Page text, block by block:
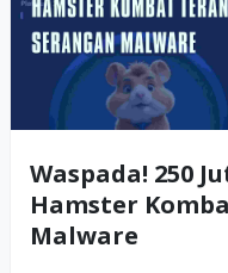
Waspada! 250
Hamster
Malware